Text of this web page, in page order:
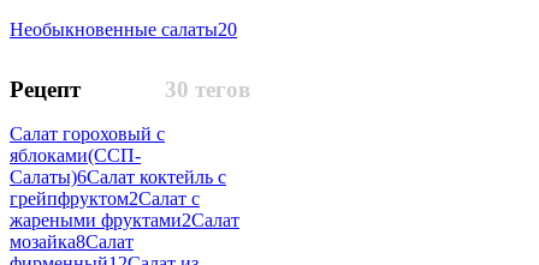
Необыкновенные салаты20
30 тегов
Рецепт
Салат гороховый с
яблоками(ССП-
Салаты)6Салат коктейль с
грейпфруктом2Салат с
жареными фруктами2Салат
мозайка8Салат